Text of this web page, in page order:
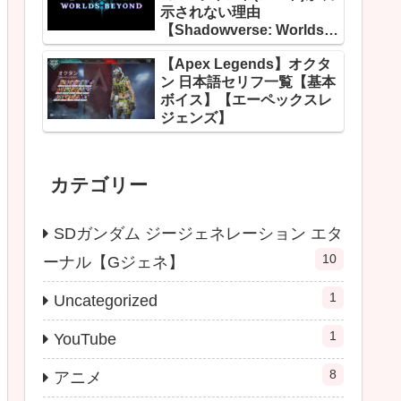
示されない理由
【Shadowverse: Worlds
Beyond】
【Apex Legends】オクタ
ン 日本語セリフ一覧【基本
ボイス】【エーペックスレ
ジェンズ】
カテゴリー
SDガンダム ジージェネレーション エタ
ーナル【Gジェネ】
10
Uncategorized 1
YouTube 1
アニメ 8